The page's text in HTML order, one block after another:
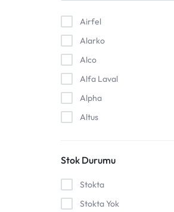
Airfel
Alarko
Alco
Alfa Laval
Alpha
Altus
Arçelik
Stok Durumu
Stokta
Stokta Yok